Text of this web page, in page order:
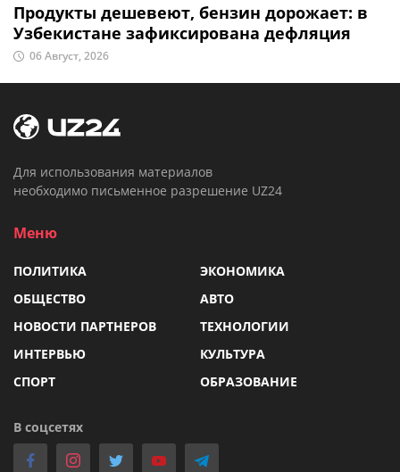
Продукты дешевеют, бензин дорожает: в
Узбекистане зафиксирована дефляция
06 Август, 2026
Для использования материалов
необходимо письменное разрешение UZ24
Меню
ПОЛИТИКА
ЭКОНОМИКА
ОБЩЕСТВО
АВТО
НОВОСТИ ПАРТНЕРОВ
ТЕХНОЛОГИИ
ИНТЕРВЬЮ
КУЛЬТУРА
СПОРТ
ОБРАЗОВАНИЕ
В соцсетях